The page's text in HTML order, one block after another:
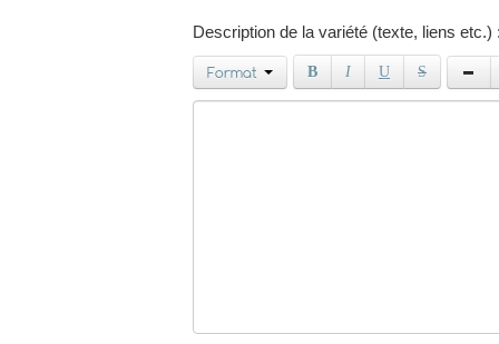
Description de la variété (texte, liens etc.)
Format B I U S